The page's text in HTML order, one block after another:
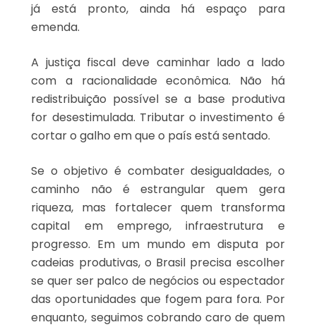
já está pronto, ainda há espaço para
emenda.
A justiça fiscal deve caminhar lado a lado
com a racionalidade econômica. Não há
redistribuição possível se a base produtiva
for desestimulada. Tributar o investimento é
cortar o galho em que o país está sentado.
Se o objetivo é combater desigualdades, o
caminho não é estrangular quem gera
riqueza, mas fortalecer quem transforma
capital em emprego, infraestrutura e
progresso. Em um mundo em disputa por
cadeias produtivas, o Brasil precisa escolher
se quer ser palco de negócios ou espectador
das oportunidades que fogem para fora. Por
enquanto, seguimos cobrando caro de quem